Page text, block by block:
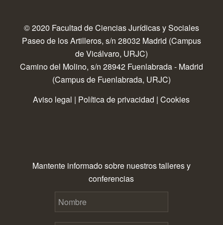
© 2020 Facultad de Ciencias Jurídicas y Sociales
Paseo de los Artilleros, s/n 28032 Madrid (Campus
de Vicálvaro, URJC)
Camino del Molino, s/n 28942 Fuenlabrada - Madrid
(Campus de Fuenlabrada, URJC)
Aviso legal | Política de privacidad |Cookies
Mantente informado sobre nuestros talleres y
conferencias